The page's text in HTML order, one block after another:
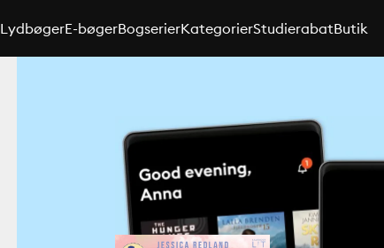
LydbøgerE-bøgerBogserierKategorierStudierabatButik